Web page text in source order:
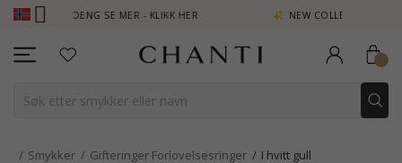
SE MER - KLIKK HER NEW COLLECTION | AURA
Smykker Gifteringer Forlovelsesringer I hvitt gull